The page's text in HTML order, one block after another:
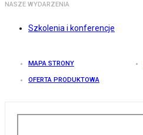
NASZE WYDARZENIA
Szkolenia i konferencje
MAPA STRONY
OFERTA PRODUKTOWA